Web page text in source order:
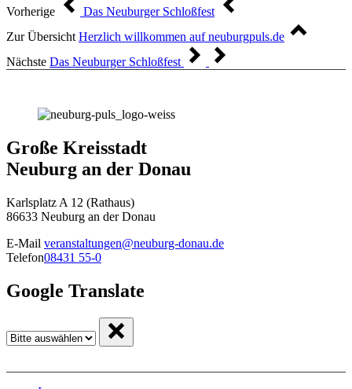
Vorherige
Das Neuburger Schloßfest
Zur Übersicht Herzlich willkommen auf neuburgpuls.de
Nächste Das Neuburger Schloßfest
Große Kreisstadt
Neuburg an der Donau
Karlsplatz A 12 (Rathaus)
86633 Neuburg an der Donau
E-Mail veranstaltungen@neuburg-donau.de
Telefon08431 55-0
Google Translate